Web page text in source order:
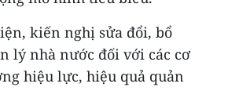
kiến nghị sửa đổi, bổ
lý nhà nước đối với các cơ
hiệu lực, hiệu quả quản